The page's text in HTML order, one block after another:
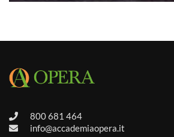
800 681 464
info@accademiaopera.it